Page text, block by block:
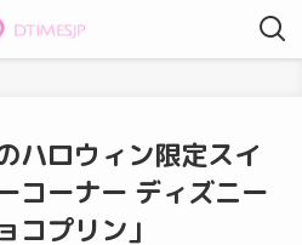
ハロウィン限定スイ
コーナー ディズニー
コプリン」